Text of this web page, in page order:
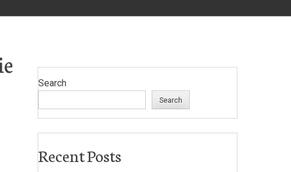
Search
Search
Recent Posts